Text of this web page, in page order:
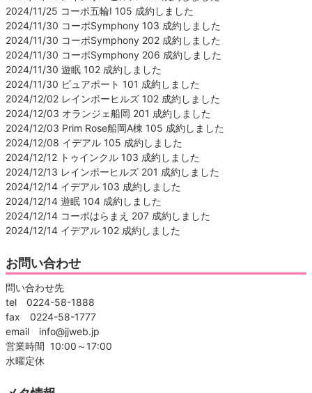
2024/11/25 コーポ五輪Ⅰ 105 成約しました
2024/11/30 コーポSymphony 103 成約しました
2024/11/30 コーポSymphony 202 成約しました
2024/11/30 コーポSymphony 206 成約しました
2024/11/30 遊眠 102 成約しました
2024/11/30 ピュアポート 101 成約しました
2024/12/02 レインボーヒルズ 102 成約しました
2024/12/03 オランジェ船岡 201 成約しました
2024/12/03 Prim Rose船岡A棟 105 成約しました
2024/12/08 イデアル 105 成約しました
2024/12/12 トゥインクル 103 成約しました
2024/12/13 レインボーヒルズ 201 成約しました
2024/12/14 イデアル 103 成約しました
2024/12/14 遊眠 104 成約しました
2024/12/14 コーポはらまえ 207 成約しました
2024/12/14 イデアル 102 成約しました
お問い合わせ
問い合わせ先
tel 0224-58-1888
fax 0224-58-1777
email info@jjweb.jp
営業時間 10:00～17:00
水曜定休